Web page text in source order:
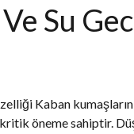
Su
Kaban
öneme sahiptir.